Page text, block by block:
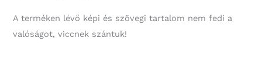
A terméken lévő képi és szövegi tartalom nem fedi a
valóságot, viccnek szántuk!